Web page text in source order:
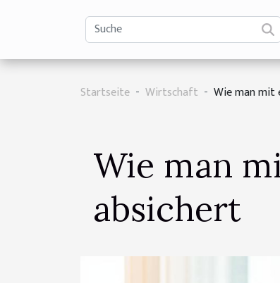
Startseite Wirtschaft Wie man mit
Wie man
absichert